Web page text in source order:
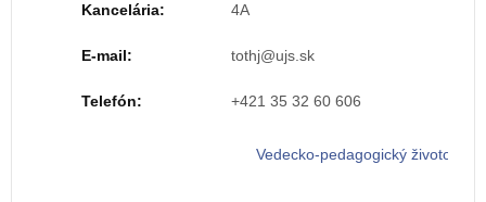
Kancelária: 4A
E-mail:
Telefón: +421 35 32 60 606
Vedecko-pedagogický životopis